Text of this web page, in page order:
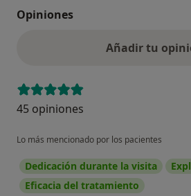
Opiniones
Añadir tu
45 opiniones
Lo más mencionado por los pacientes
Dedicación durante la visita
Eficacia del tratamiento